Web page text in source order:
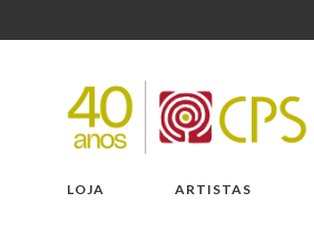
LOJA ARTISTAS